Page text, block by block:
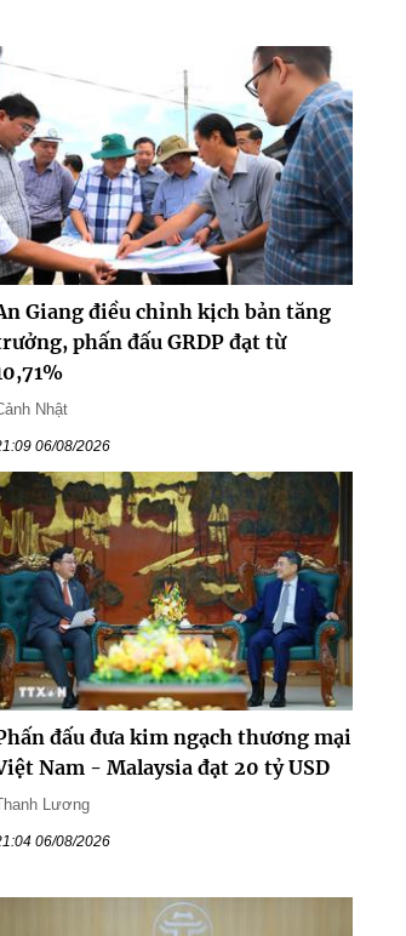
Giang điều chỉnh kịch bản tăng
phấn đấu GRDP đạt từ
Nhật
06/08/2026
đấu đưa kim ngạch thương mại
Nam - Malaysia đạt 20 tỷ USD
Lương
06/08/2026